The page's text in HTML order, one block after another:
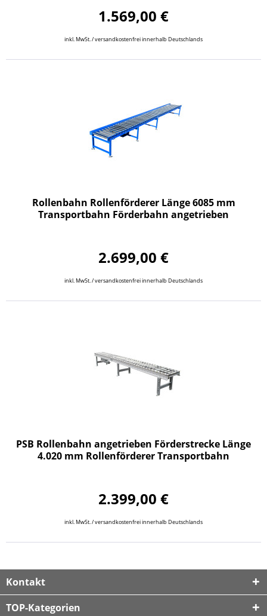
1.569,00 €
inkl. MwSt. / versandkostenfrei innerhalb Deutschlands
Rollenbahn Rollenförderer Länge 6085 mm
Transportbahn Förderbahn angetrieben
2.699,00 €
inkl. MwSt. / versandkostenfrei innerhalb Deutschlands
PSB Rollenbahn angetrieben Förderstrecke Länge
4.020 mm Rollenförderer Transportbahn
2.399,00 €
inkl. MwSt. / versandkostenfrei innerhalb Deutschlands
Kontakt
TOP-Kategorien